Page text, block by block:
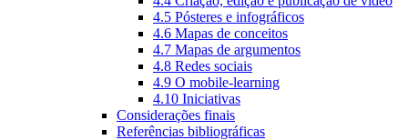
4.5 Pósteres e infográficos
4.6 Mapas de conceitos
4.7 Mapas de argumentos
4.8 Redes sociais
4.9 O mobile-learning
4.10 Iniciativas
Considerações finais
Referências bibliográficas